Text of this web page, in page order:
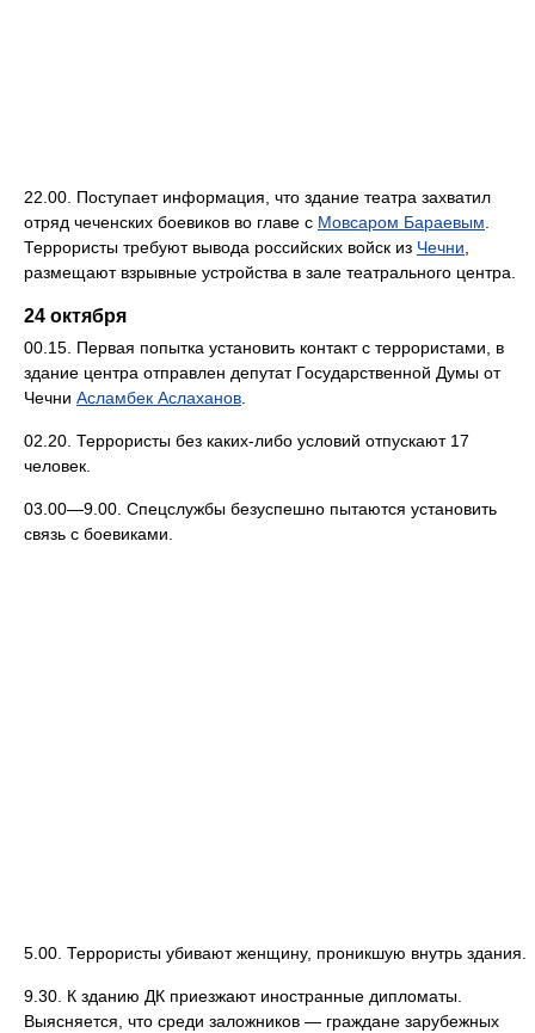
22.00. Поступает информация, что здание театра захватил
отряд чеченских боевиков во главе с Мовсаром Бараевым.
Террористы требуют вывода российских войск из Чечни,
размещают взрывные устройства в зале театрального центра.
24 октября
00.15. Первая попытка установить контакт с террористами, в
здание центра отправлен депутат Государственной Думы от
Чечни Асламбек Аслаханов.
02.20. Террористы без каких-либо условий отпускают 17
человек.
03.00—9.00. Спецслужбы безуспешно пытаются установить
связь с боевиками.
5.00. Террористы убивают женщину, проникшую внутрь здания.
9.30. К зданию ДК приезжают иностранные дипломаты.
Выясняется, что среди заложников — граждане зарубежных